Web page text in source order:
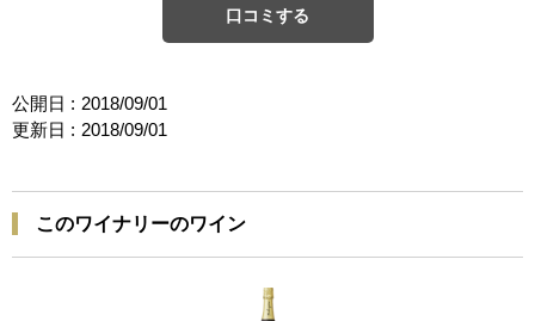
口コミする
公開日 : 2018/09/01
更新日 : 2018/09/01
このワイナリーのワイン